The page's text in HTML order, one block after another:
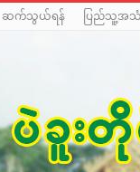
ဆက်သွယ်ရန် ပြည်သူ့အသံ